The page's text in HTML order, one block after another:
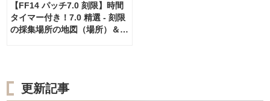
【FF14 パッチ7.0 刻限】時間
タイマー付き！7.0 精選 - 刻限
の採集場所の地図（場所）＆タ
更新記事